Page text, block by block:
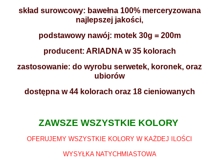
skład surowcowy: bawełna 100% merceryzowana
najlepszej jakości,
podstawowy nawój: motek 30g = 200m
producent: ARIADNA w 35 kolorach
zastosowanie: do wyrobu serwetek, koronek, oraz
ubiorów
dostępna w 44 kolorach oraz 18 cieniowanych
ZAWSZE WSZYSTKIE KOLORY
OFERUJEMY WSZYSTKIE KOLORY W KAŻDEJ ILOŚCI
WYSYŁKA NATYCHMIASTOWA